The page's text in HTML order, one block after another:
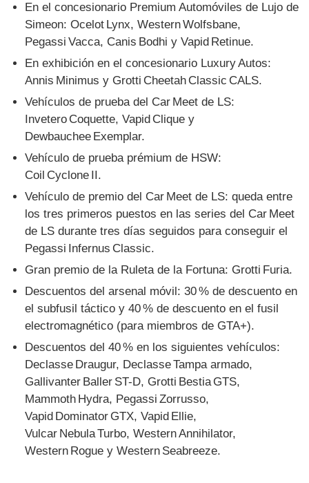
En el concesionario Premium Automóviles de Lujo de
Simeon: Ocelot Lynx, Western Wolfsbane,
Pegassi Vacca, Canis Bodhi y Vapid Retinue.
En exhibición en el concesionario Luxury Autos:
Annis Minimus y Grotti Cheetah Classic CALS.
Vehículos de prueba del Car Meet de LS:
Invetero Coquette, Vapid Clique y
Dewbauchee Exemplar.
Vehículo de prueba prémium de HSW:
Coil Cyclone II.
Vehículo de premio del Car Meet de LS: queda entre
los tres primeros puestos en las series del Car Meet
de LS durante tres días seguidos para conseguir el
Pegassi Infernus Classic.
Gran premio de la Ruleta de la Fortuna: Grotti Furia.
Descuentos del arsenal móvil: 30 % de descuento en
el subfusil táctico y 40 % de descuento en el fusil
electromagnético (para miembros de GTA+).
Descuentos del 40 % en los siguientes vehículos:
Declasse Draugur, Declasse Tampa armado,
Gallivanter Baller ST-D, Grotti Bestia GTS,
Mammoth Hydra, Pegassi Zorrusso,
Vapid Dominator GTX, Vapid Ellie,
Vulcar Nebula Turbo, Western Annihilator,
Western Rogue y Western Seabreeze.